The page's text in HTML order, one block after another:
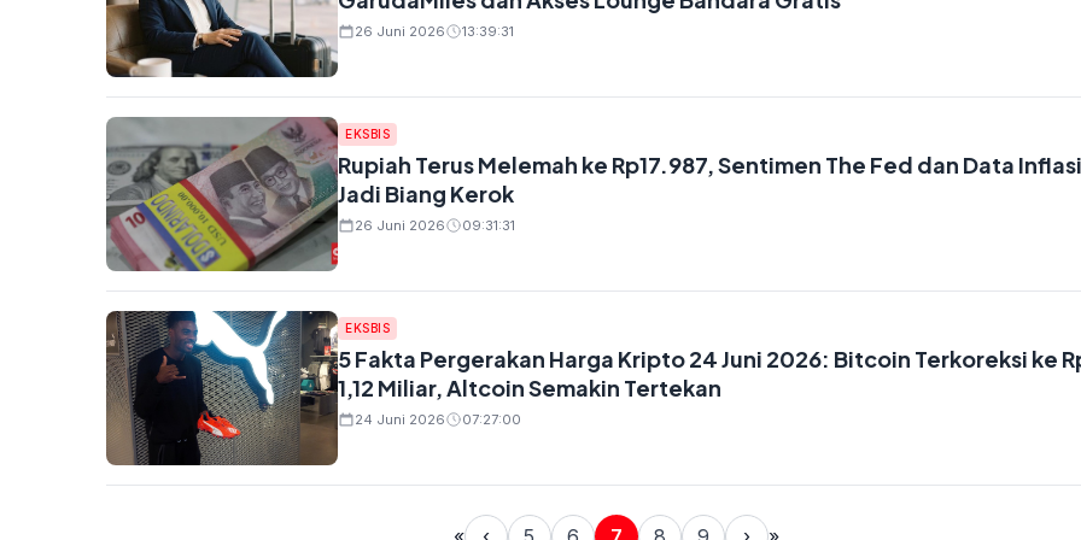
26 Juni 2026 13:39:31
EKSBIS
Rupiah Terus Melemah ke Rp17.987, Sentimen The Fed dan Data
Jadi Biang Kerok
26 Juni 2026 09:31:31
EKSBIS
5 Fakta Pergerakan Harga Kripto 24 Juni 2026: Bitcoin Terkoreksi ke
1,12 Miliar, Altcoin Semakin Tertekan
24 Juni 2026 07:27:00